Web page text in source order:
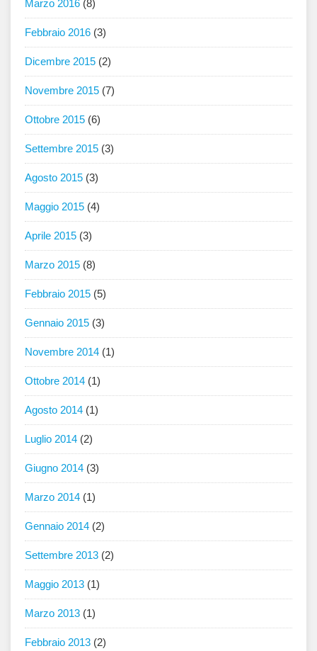
Marzo 2016 (8)
Febbraio 2016 (3)
Dicembre 2015 (2)
Novembre 2015 (7)
Ottobre 2015 (6)
Settembre 2015 (3)
Agosto 2015 (3)
Maggio 2015 (4)
Aprile 2015 (3)
Marzo 2015 (8)
Febbraio 2015 (5)
Gennaio 2015 (3)
Novembre 2014 (1)
Ottobre 2014 (1)
Agosto 2014 (1)
Luglio 2014 (2)
Giugno 2014 (3)
Marzo 2014 (1)
Gennaio 2014 (2)
Settembre 2013 (2)
Maggio 2013 (1)
Marzo 2013 (1)
Febbraio 2013 (2)